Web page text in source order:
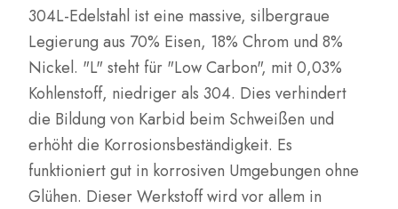
304L-Edelstahl ist eine massive, silbergraue
Legierung aus 70% Eisen, 18% Chrom und 8%
Nickel. "L" steht für "Low Carbon", mit 0,03%
Kohlenstoff, niedriger als 304. Dies verhindert
die Bildung von Karbid beim Schweißen und
erhöht die Korrosionsbeständigkeit. Es
funktioniert gut in korrosiven Umgebungen ohne
Glühen. Dieser Werkstoff wird vor allem in